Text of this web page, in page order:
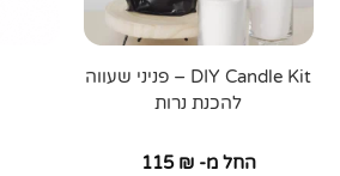
DIY Candle Kit – פניני שעווה
להכנת נרות
החל מ- 115₪